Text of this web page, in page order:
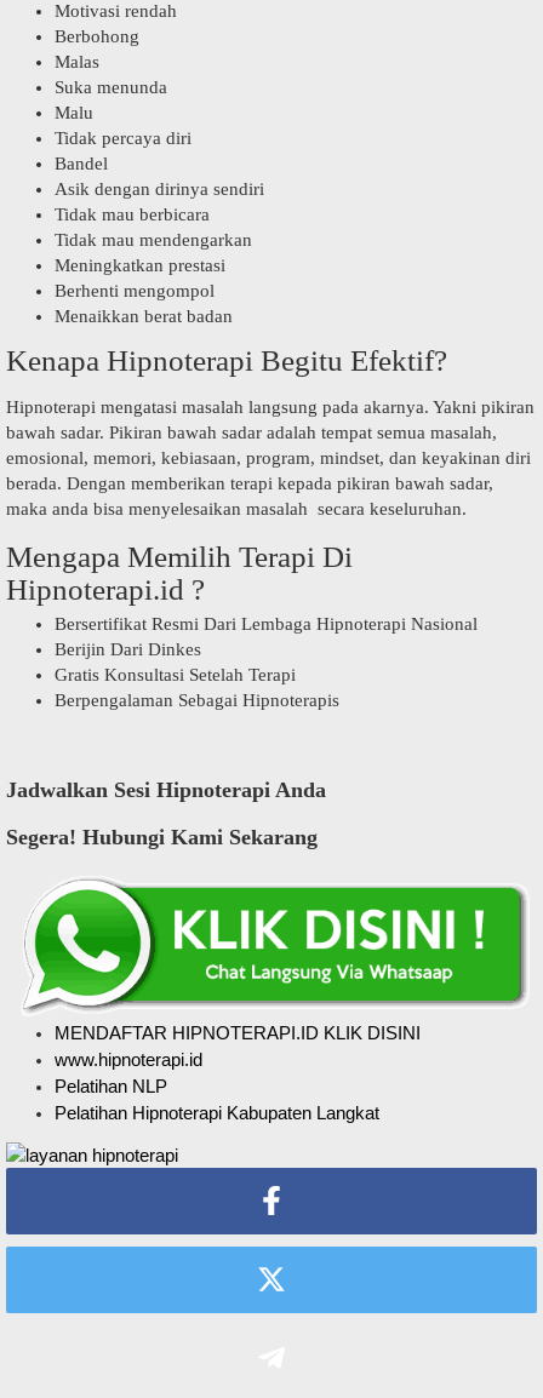
Motivasi rendah
Berbohong
Malas
Suka menunda
Malu
Tidak percaya diri
Bandel
Asik dengan dirinya sendiri
Tidak mau berbicara
Tidak mau mendengarkan
Meningkatkan prestasi
Berhenti mengompol
Menaikkan berat badan
Kenapa Hipnoterapi Begitu Efektif?
Hipnoterapi mengatasi masalah langsung pada akarnya. Yakni pikiran
bawah sadar. Pikiran bawah sadar adalah tempat semua masalah,
emosional, memori, kebiasaan, program, mindset, dan keyakinan diri
berada. Dengan memberikan terapi kepada pikiran bawah sadar,
maka anda bisa menyelesaikan masalah secara keseluruhan.
Mengapa Memilih Terapi Di
Hipnoterapi.id ?
Bersertifikat Resmi Dari Lembaga Hipnoterapi Nasional
Berijin Dari Dinkes
Gratis Konsultasi Setelah Terapi
Berpengalaman Sebagai Hipnoterapis
Jadwalkan Sesi Hipnoterapi Anda
Segera! Hubungi Kami Sekarang
MENDAFTAR HIPNOTERAPI.ID KLIK DISINI
www.hipnoterapi.id
Pelatihan NLP
Pelatihan Hipnoterapi Kabupaten Langkat